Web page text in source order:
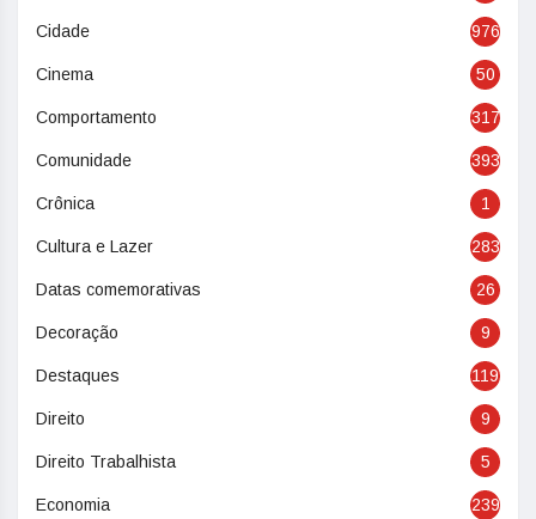
Cidade 976
Cinema 50
Comportamento 317
Comunidade 393
Crônica 1
Cultura e Lazer 283
Datas comemorativas 26
Decoração 9
Destaques 119
Direito 9
Direito Trabalhista 5
Economia 239